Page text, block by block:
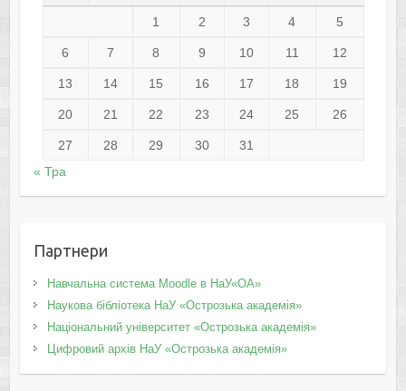
1 2 3 4 5
6 7 8 9 10 11 12
13 14 15 16 17 18 19
20 21 22 23 24 25 26
27 28 29 30
31
« Тра
Партнери
Навчальна система Moodle в НаУ«ОА»
Наукова бібліотека НаУ «Острозька академія»
Національний університет «Острозька академія»
Цифровий архів НаУ «Острозька академія»